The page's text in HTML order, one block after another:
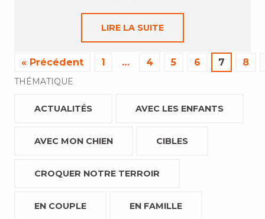
LIRE LA SUITE
« Précédent 1 … 4 5 6 7 8
THÉMATIQUE
ACTUALITÉS AVEC LES ENFANTS
AVEC MON CHIEN CIBLES
CROQUER NOTRE TERROIR
EN COUPLE EN FAMILLE